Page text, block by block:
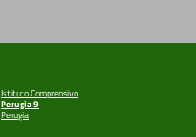
Istituto Comprensivo
Perugia 9
Perugia